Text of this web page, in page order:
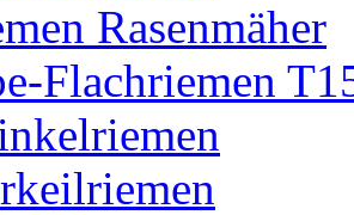
Rasenmäher
Flachriemen